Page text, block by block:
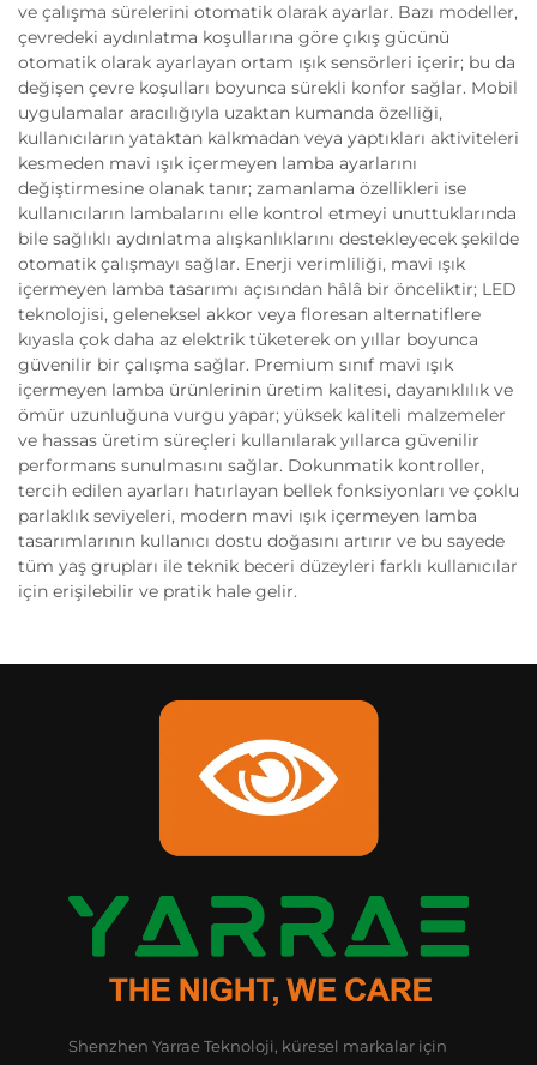
ve çalışma sürelerini otomatik olarak ayarlar. Bazı modeller,
çevredeki aydınlatma koşullarına göre çıkış gücünü
otomatik olarak ayarlayan ortam ışık sensörleri içerir; bu da
değişen çevre koşulları boyunca sürekli konfor sağlar. Mobil
uygulamalar aracılığıyla uzaktan kumanda özelliği,
kullanıcıların yataktan kalkmadan veya yaptıkları aktiviteleri
kesmeden mavi ışık içermeyen lamba ayarlarını
değiştirmesine olanak tanır; zamanlama özellikleri ise
kullanıcıların lambalarını elle kontrol etmeyi unuttuklarında
bile sağlıklı aydınlatma alışkanlıklarını destekleyecek şekilde
otomatik çalışmayı sağlar. Enerji verimliliği, mavi ışık
içermeyen lamba tasarımı açısından hâlâ bir önceliktir; LED
teknolojisi, geleneksel akkor veya floresan alternatiflere
kıyasla çok daha az elektrik tüketerek on yıllar boyunca
güvenilir bir çalışma sağlar. Premium sınıf mavi ışık
içermeyen lamba ürünlerinin üretim kalitesi, dayanıklılık ve
ömür uzunluğuna vurgu yapar; yüksek kaliteli malzemeler
ve hassas üretim süreçleri kullanılarak yıllarca güvenilir
performans sunulmasını sağlar. Dokunmatik kontroller,
tercih edilen ayarları hatırlayan bellek fonksiyonları ve çoklu
parlaklık seviyeleri, modern mavi ışık içermeyen lamba
tasarımlarının kullanıcı dostu doğasını artırır ve bu sayede
tüm yaş grupları ile teknik beceri düzeyleri farklı kullanıcılar
için erişilebilir ve pratik hale gelir.
Shenzhen Yarrae Teknoloji, küresel markalar için